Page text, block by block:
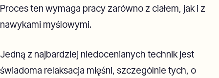
Proces ten wymaga pracy zarówno z ciałem, jak i z
nawykami myślowymi.
Jedną z najbardziej niedocenianych technik jest
świadoma relaksacja mięśni, szczególnie tych, o